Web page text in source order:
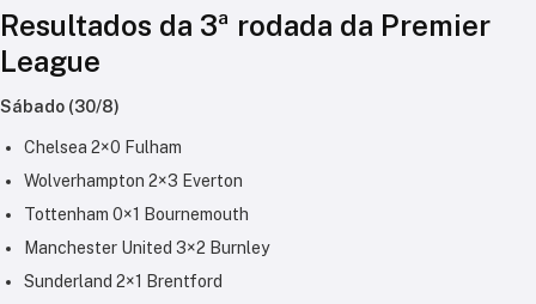
Resultados da 3ª rodada da Premier
League
Sábado (30/8)
Chelsea 2×0 Fulham
Wolverhampton 2×3 Everton
Tottenham 0×1 Bournemouth
Manchester United 3×2 Burnley
Sunderland 2×1 Brentford